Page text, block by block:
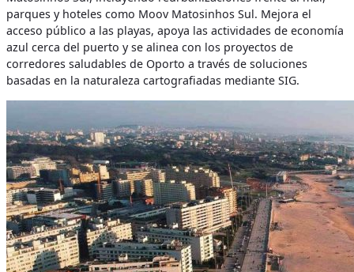
parques y hoteles como Moov Matosinhos Sul. Mejora el
acceso público a las playas, apoya las actividades de economía
azul cerca del puerto y se alinea con los proyectos de
corredores saludables de Oporto a través de soluciones
basadas en la naturaleza cartografiadas mediante SIG.